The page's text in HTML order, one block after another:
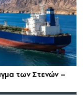
των Στενών –